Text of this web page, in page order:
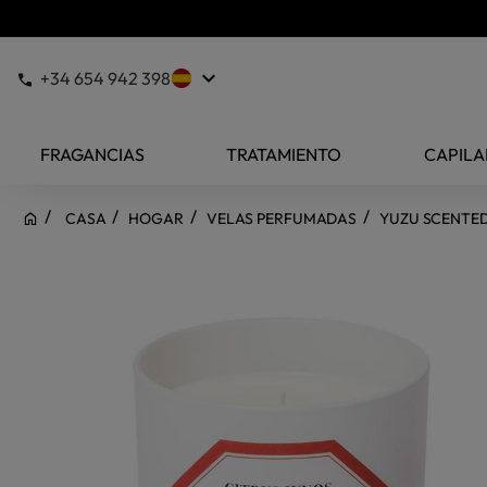
+34 654 942 398 keyboard_arrow_down
FRAGANCIAS TRATAMIENTO
CASA HOGAR VELAS PERFUMADAS YUZU